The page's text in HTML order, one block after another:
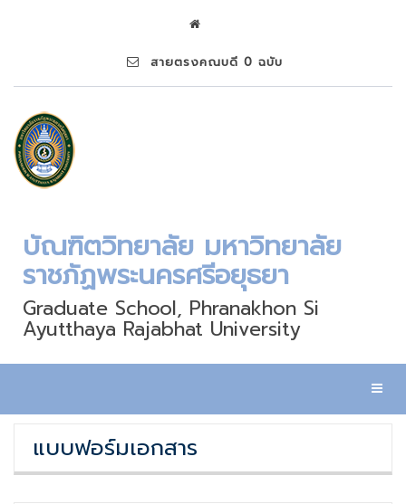
สายตรงคณบดี 0 ฉบับ
บัณฑิตวิทยาลัย มหาวิทยาลัย
ราชภัฏพระนครศรีอยุธยา
Graduate School, Phranakhon Si
Ayutthaya Rajabhat University
แบบฟอร์มเอกสาร